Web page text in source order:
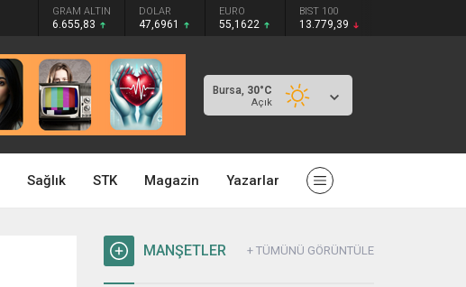
GRAM ALTIN
6.655,83
DOLAR
47,6961
EURO
55,1622
BIST 100
13.779,39
Bursa, 30°C
Açık
Sağlık STK Magazin Yazarlar
MANŞETLER + TÜMÜNÜ GÖRÜNTÜLE